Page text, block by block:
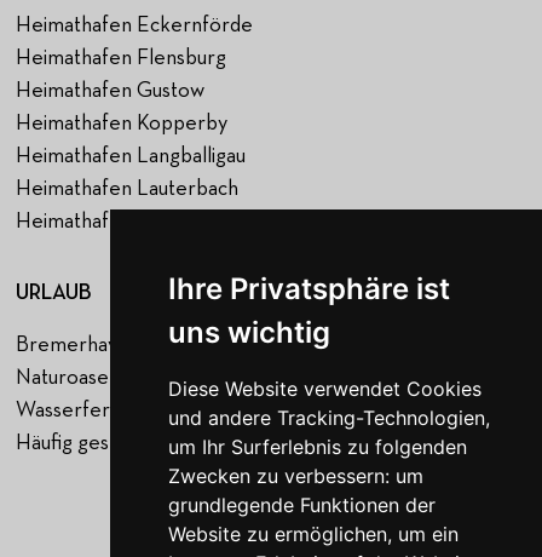
Ihre Privatsphäre ist
uns wichtig
Diese Website verwendet Cookies
und andere Tracking-Technologien,
um Ihr Surferlebnis zu folgenden
Zwecken zu verbessern: um
grundlegende Funktionen der
Website zu ermöglichen, um ein
Heimathafen Eckernförde
Heimathafen Flensburg
Heimathafen Gustow
Heimathafen Kopperby
Heimathafen Langballigau
Heimathafen Lauterbach
Heimathafen Waren Müritz
URLAUB
Bremerhaven
Naturoase Gustow
Wasserferienwelt Rügen
Häufig gestellte Fragen
NAVIGATION
Startseite
Urlaub
Über uns
Jobs
Blog
Kontakt